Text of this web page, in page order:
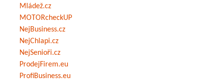
Mládež.cz
MOTORcheckUP
NejBusiness.cz
NejChlapi.cz
NejSenioři.cz
ProdejFirem.eu
ProfiBusiness.eu